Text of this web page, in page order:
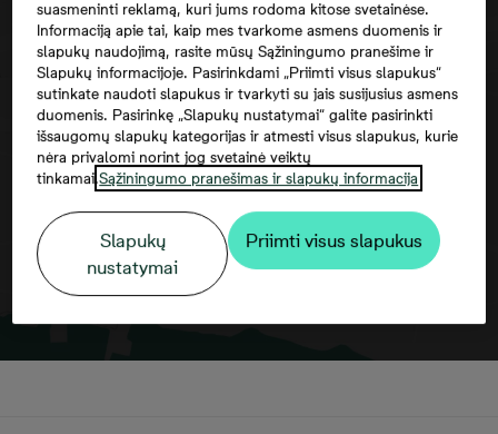
Norėdami matyti šį žemėlapį, jūs turite
sutikti su trečiųjų šalių paslaugomis
suasmeninti reklamą, kuri jums rodoma kitose svetainėse.
Informaciją apie tai, kaip mes tvarkome asmens duomenis ir
slapukų naudojimą, rasite mūsų Sąžiningumo pranešime ir
Slapukų informacijoje. Pasirinkdami „Priimti visus slapukus“
sutinkate naudoti slapukus ir tvarkyti su jais susijusius asmens
duomenis. Pasirinkę „Slapukų nustatymai“ galite pasirinkti
išsaugomų slapukų kategorijas ir atmesti visus slapukus, kurie
nėra privalomi norint jog svetainė veiktų
tinkamai.Sąžiningumo pranešimas ir slapukų informacija
Slapukų
nustatymai
Priimti visus slapukus